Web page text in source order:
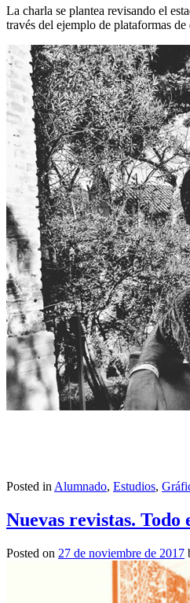
La charla se plantea revisando el
través del ejemplo de plataformas
Posted in Alumnado, Estudios,
Nuevas revistas.
Posted on 27 de noviembre de 2017